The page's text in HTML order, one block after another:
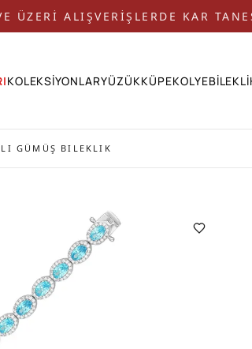
ÜZERİ ALIŞVERİŞLERDE KAR
KOLEKSİYONLARYÜZÜKKÜPEKOLYE
GÜMÜŞ BILEKLIK